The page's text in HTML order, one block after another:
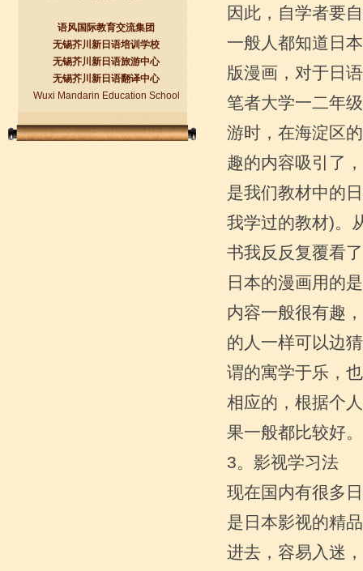
我与日语的点点滴滴
第一篇： 一些学习日语的心得 日语完全
依靠自学难度比较大，建议刚开始的时
重点掌握五十音图的读...
语风国际教育交流集团
无锡芥川新日语培训学校
无锡芥川新日语旅游中心
无锡芥川新日语翻译中心
Wuxi Mandarin Education School
因此，自学者要
一般人都知道日
版漫画，对于日
笔者大学一二年
游时，在海淀区
趣的内容吸引了
是我们教材中的
我学过的教材)。
书我反反复覆看
日本的漫画用的
内容一般很有趣
的人一样可以边
谓的寓学于乐，
相应的，根据个
果一般都比较好。
3。影视学习法
现在国内有很多
是日本影视的精
进去，容易入迷